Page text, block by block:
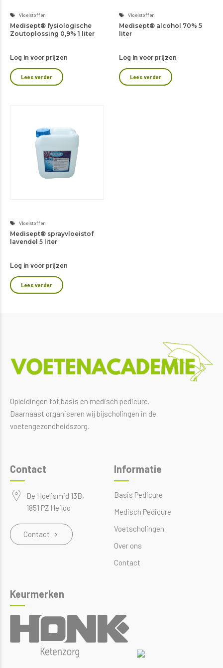
Vloeistoffen
Medisept® fysiologische
Zoutoplossing 0,9% 1 liter
Log in voor prijzen
Lees verder
Vloeistoffen
Medisept® alcohol 70% 5
liter
Log in voor prijzen
Lees verder
Vloeistoffen
Medisept® sprayvloeistof
lavendel 5 liter
Log in voor prijzen
Lees verder
Opleidingen tot basis en medisch pedicure.
Daarnaast organiseren wij bijscholingen in de
voetengezondheidszorg.
Contact
De Hoefsmid 13B,
1851 PZ Heiloo
Contact
Informatie
Basis Pedicure
Medisch Pedicure
Voetscholingen
Over ons
Contact
Keurmerken